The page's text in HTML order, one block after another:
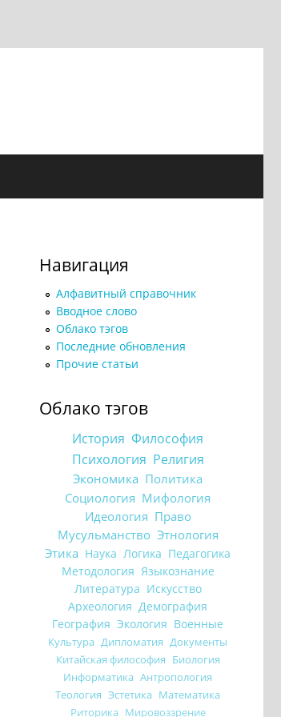
Навигация
Алфавитный справочник
Вводное слово
Облако тэгов
Последние обновления
Прочие статьи
Облако тэгов
История Философия
Психология Религия
Экономика Политика
Социология Мифология
Идеология Право
Мусульманство Этнология
Этика Наука Логика Педагогика
Методология Языкознание
Литература Искусство
Археология Демография
География Экология Военные
Культура Дипломатия Документы
Китайская философия Биология
Информатика Антропология
Теология Эстетика Математика
Риторика Мировоззрение